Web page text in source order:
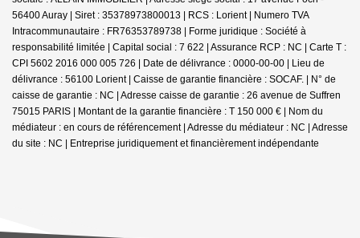
56400 Auray | Siret : 35378973800013 | RCS : Lorient | Numero TVA
Intracommunautaire : FR76353789738 | Forme juridique : Société à
responsabilité limitée | Capital social : 7 622 | Assurance RCP : NC | Carte T :
CPI 5602 2016 000 005 726 | Date de délivrance : 0000-00-00 | Lieu de
délivrance : 56100 Lorient | Caisse de garantie financière : SOCAF. | N° de
caisse de garantie : NC | Adresse caisse de garantie : 26 avenue de Suffren
75015 PARIS | Montant de la garantie financière : T 150 000 € | Nom du
médiateur : en cours de référencement | Adresse du médiateur : NC | Adresse
du site : NC | Entreprise juridiquement et financièrement indépendante